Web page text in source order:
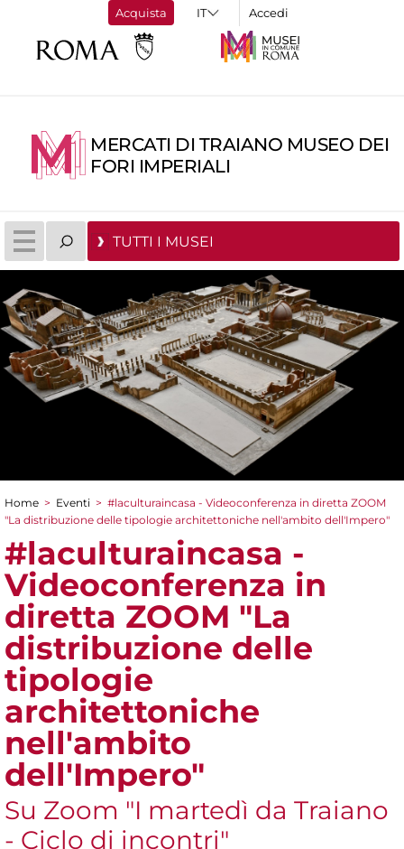
Acquista Accedi
MERCATI DI TRAIANO MUSEO DEI
FORI IMPERIALI
TUTTI I MUSEI
Tu sei qui
Home > Eventi > #laculturaincasa - Videoconferenza in diretta ZOOM​
"La distribuzione delle tipologie architettoniche nell'ambito dell'Impero"
#laculturaincasa -
Videoconferenza in
diretta ZOOM​ "La
distribuzione delle
tipologie
architettoniche
nell'ambito
dell'Impero"
Su Zoom "I martedì da Traiano
- Ciclo di incontri"